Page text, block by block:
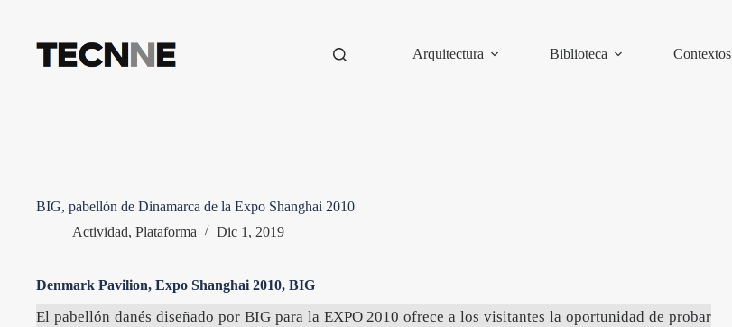
contenido
Arquitectura
Biblioteca Contextos
BIG, pabellón de Dinamarca de la Expo Shanghai 2010
Actividad, Plataforma Dic 1, 2019
Denmark Pavilion, Expo Shanghai 2010, BIG
El pabellón danés diseñado por BIGpara la EXPO 2010 ofrece a los visitantes la oportunidad de probar